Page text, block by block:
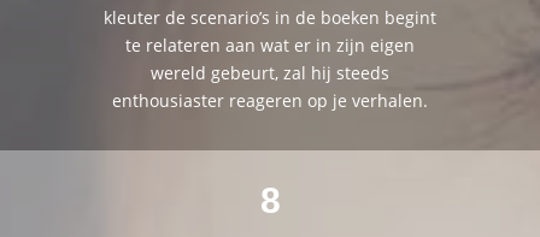
kleuter de scenario’s in de boeken begint
te relateren aan wat er in zijn eigen
wereld gebeurt, zal hij steeds
enthousiaster reageren op je verhalen.
8